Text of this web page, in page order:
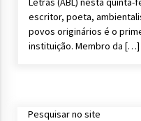
escritor, poeta,
povos originários é o
instituição. Membro da […]
Pesquisar no site